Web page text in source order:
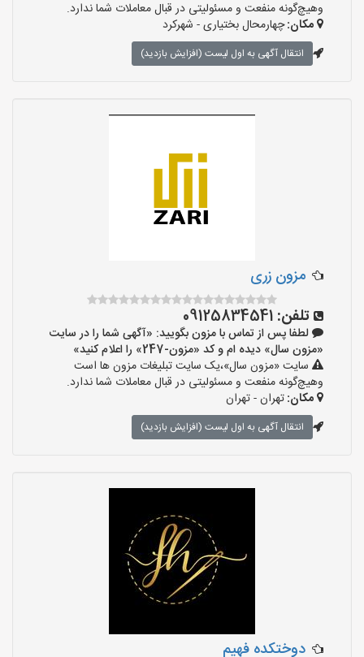
وهیچ‌گونه منفعت و مسئولیتی در قبال معاملات شما ندارد.
مکان:چهارمحال بختیاری - شهرکرد
انتقال آگهی به اول لیست (افزایش بازدید)
مزون زری
تلفن: 09125834541
لطفا پس از تماس با مزون بگویید: «آگهی شما را در سایت
«مزون سال» دیده ام و کد «مزون-247» را اعلام کنید»
سایت «مزون سال»،یک سایت تبلیغات مزون ها است
وهیچ‌گونه منفعت و مسئولیتی در قبال معاملات شما ندارد.
مکان:تهران - تهران
انتقال آگهی به اول لیست (افزایش بازدید)
دوختکده فهیم